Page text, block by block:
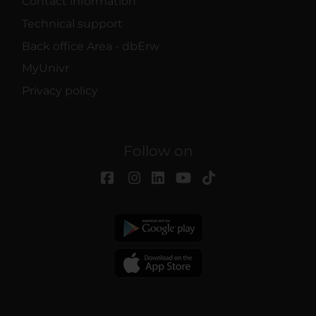
Technical support
Back office Area - dbErw
MyUnivr
Privacy policy
Follow on